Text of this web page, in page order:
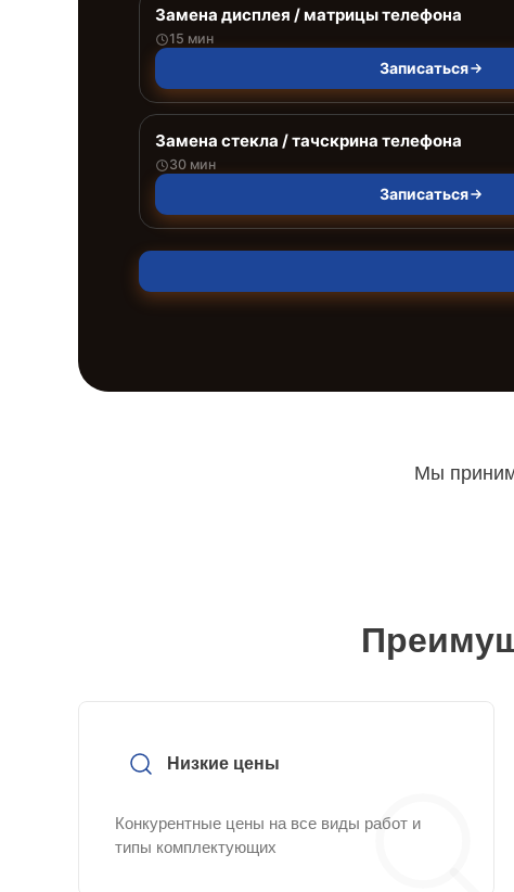
Замена дисплея / матрицы телефона
15 мин
Записаться
Замена стекла / тачскрина телефона
30 мин
Записаться
Мы
Низкие цены
Конкурентные цены на все виды работ и
типы комплектующих